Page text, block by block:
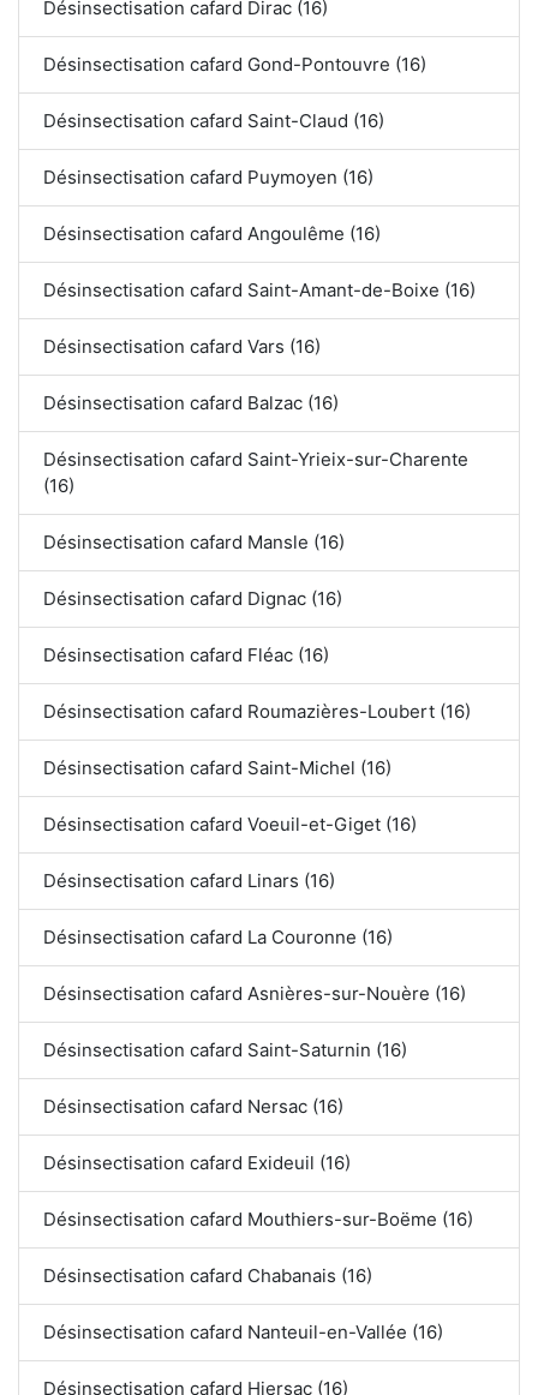
Désinsectisation cafard Dirac (16)
Désinsectisation cafard Gond-Pontouvre (16)
Désinsectisation cafard Saint-Claud (16)
Désinsectisation cafard Puymoyen (16)
Désinsectisation cafard Angoulême (16)
Désinsectisation cafard Saint-Amant-de-Boixe (16)
Désinsectisation cafard Vars (16)
Désinsectisation cafard Balzac (16)
Désinsectisation cafard Saint-Yrieix-sur-Charente
(16)
Désinsectisation cafard Mansle (16)
Désinsectisation cafard Dignac (16)
Désinsectisation cafard Fléac (16)
Désinsectisation cafard Roumazières-Loubert (16)
Désinsectisation cafard Saint-Michel (16)
Désinsectisation cafard Voeuil-et-Giget (16)
Désinsectisation cafard Linars (16)
Désinsectisation cafard La Couronne (16)
Désinsectisation cafard Asnières-sur-Nouère (16)
Désinsectisation cafard Saint-Saturnin (16)
Désinsectisation cafard Nersac (16)
Désinsectisation cafard Exideuil (16)
Désinsectisation cafard Mouthiers-sur-Boëme (16)
Désinsectisation cafard Chabanais (16)
Désinsectisation cafard Nanteuil-en-Vallée (16)
Désinsectisation cafard Hiersac (16)